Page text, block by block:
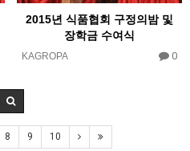
2015년 식품협회 구정의밤 및
장학금 수여식
KAGROPA 0
8 9 10